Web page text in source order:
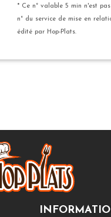
* Ce n° valable 5 min n'est
n° du service de mise en
édité par Hop-Plats.